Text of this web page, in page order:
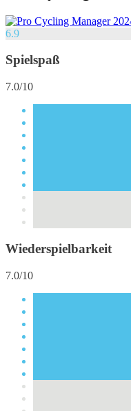
6.9
Spielspaß
7.0/10
Wiederspielbarkeit
7.0/10